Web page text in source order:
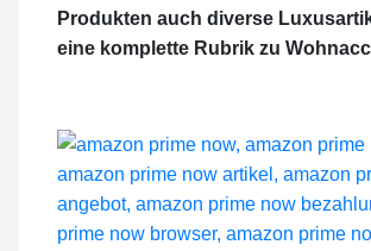
Produkten auch diverse
eine komplette Rubrik zu